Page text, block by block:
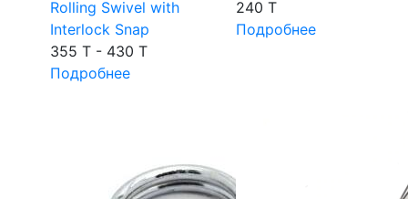
Rolling Swivel with
Interlock Snap
355 T - 430 T
Подробнее
240 T
Подробнее